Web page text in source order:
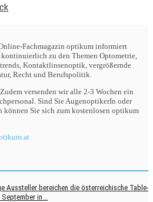
Fachmagazin optikum informiert
zu den Themen Optometrie,
Kontaktlinsenoptik, vergrößernde
Recht und Berufspolitik.
versenden wir alle 2-3 Wochen ein
Sind Sie AugenoptikerIn oder
können Sie sich zum kostenlosen optikum
Aussteller bereichen die österreichische Table-
in...